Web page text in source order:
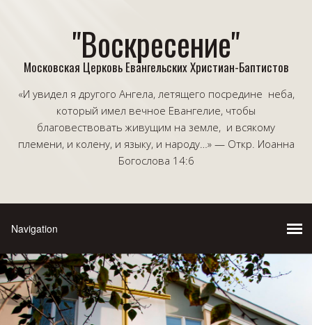
"Воскресение"
Московская Церковь Евангельских Христиан-Баптистов
«И увидел я другого Ангела, летящего посредине неба,
который имел вечное Евангелие, чтобы
благовествовать живущим на земле, и всякому
племени, и колену, и языку, и народу…» — Откр. Иоанна
Богослова 14:6